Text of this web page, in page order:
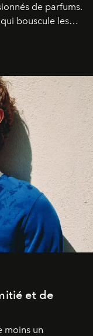
de parfums.
bouscule les
en proposant
:
et de
moins un